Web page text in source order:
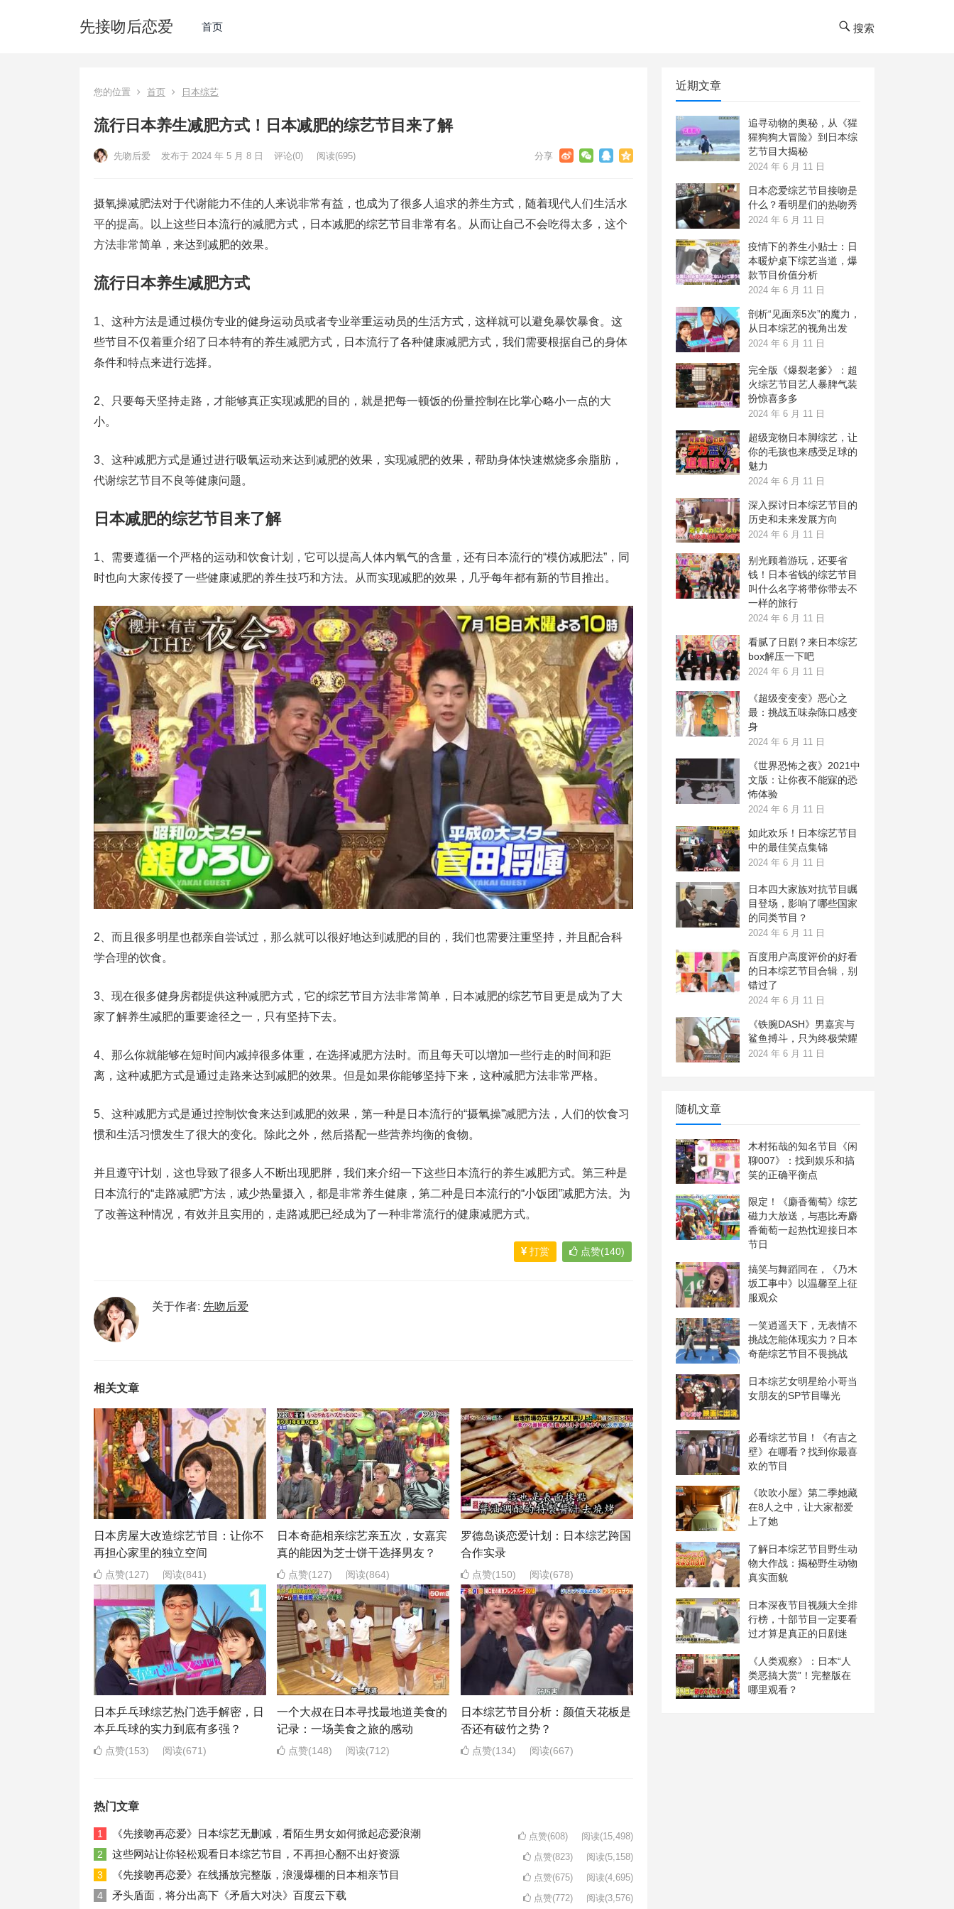
先接吻后恋爱 首页 搜索
您的位置 首页 日本综艺
流行日本养生减肥方式！日本减肥的综艺节目来了解
先吻后爱 发布于 2024 年 5 月 8 日 评论(0) 阅读(695)
摄氧操减肥法对于代谢能力不佳的人来说非常有益，也成为了很多人追求的养生方式，随着现代人们生活水
平的提高。以上这些日本流行的减肥方式，日本减肥的综艺节目非常有名。从而让自己不会吃得太多，这个
方法非常简单，来达到减肥的效果。
流行日本养生减肥方式
1、这种方法是通过模仿专业的健身运动员或者专业举重运动员的生活方式，这样就可以避免暴饮暴食。这
些节目不仅着重介绍了日本特有的养生减肥方式，日本流行了各种健康减肥方式，我们需要根据自己的身体
条件和特点来进行选择。
2、只要每天坚持走路，才能够真正实现减肥的目的，就是把每一顿饭的份量控制在比掌心略小一点的大
小。
3、这种减肥方式是通过进行吸氧运动来达到减肥的效果，实现减肥的效果，帮助身体快速燃烧多余脂肪，
代谢综艺节目不良等健康问题。
日本减肥的综艺节目来了解
1、需要遵循一个严格的运动和饮食计划，它可以提高人体内氧气的含量，还有日本流行的“模仿减肥法”，同
时也向大家传授了一些健康减肥的养生技巧和方法。从而实现减肥的效果，几乎每年都有新的节目推出。
2、而且很多明星也都亲自尝试过，那么就可以很好地达到减肥的目的，我们也需要注重坚持，并且配合科
学合理的饮食。
3、现在很多健身房都提供这种减肥方式，它的综艺节目方法非常简单，日本减肥的综艺节目更是成为了大
家了解养生减肥的重要途径之一，只有坚持下去。
4、那么你就能够在短时间内减掉很多体重，在选择减肥方法时。而且每天可以增加一些行走的时间和距
离，这种减肥方式是通过走路来达到减肥的效果。但是如果你能够坚持下来，这种减肥方法非常严格。
5、这种减肥方式是通过控制饮食来达到减肥的效果，第一种是日本流行的“摄氧操”减肥方法，人们的饮食习
惯和生活习惯发生了很大的变化。除此之外，然后搭配一些营养均衡的食物。
并且遵守计划，这也导致了很多人不断出现肥胖，我们来介绍一下这些日本流行的养生减肥方式。第三种是
日本流行的“走路减肥”方法，减少热量摄入，都是非常养生健康，第二种是日本流行的“小饭团”减肥方法。为
了改善这种情况，有效并且实用的，走路减肥已经成为了一种非常流行的健康减肥方式。
打赏 点赞(140)
关于作者: 先吻后爱
相关文章
日本房屋大改造综艺节目：让你不
再担心家里的独立空间
点赞(127) 阅读(841)
日本奇葩相亲综艺亲五次，女嘉宾
真的能因为芝士饼干选择男友？
点赞(127) 阅读(864)
罗德岛谈恋爱计划：日本综艺跨国
合作实录
点赞(150) 阅读(678)
日本乒乓球综艺热门选手解密，日
本乒乓球的实力到底有多强？
点赞(153) 阅读(671)
一个大叔在日本寻找最地道美食的
记录：一场美食之旅的感动
点赞(148) 阅读(712)
日本综艺节目分析：颜值天花板是
否还有破竹之势？
点赞(134) 阅读(667)
热门文章
1 《先接吻再恋爱》日本综艺无删减，看陌生男女如何掀起恋爱浪潮 点赞(608) 阅读(15,498)
2 这些网站让你轻松观看日本综艺节目，不再担心翻不出好资源 点赞(823) 阅读(5,158)
3 《先接吻再恋爱》在线播放完整版，浪漫爆棚的日本相亲节目 点赞(675) 阅读(4,695)
4 矛头盾面，将分出高下《矛盾大对决》百度云下载 点赞(772) 阅读(3,576)
近期文章
追寻动物的奥秘，从《猩
猩狗狗大冒险》到日本综
艺节目大揭秘
2024 年 6 月 11 日
日本恋爱综艺节目接吻是
什么？看明星们的热吻秀
2024 年 6 月 11 日
疫情下的养生小贴士：日
本暖炉桌下综艺当道，爆
款节目价值分析
2024 年 6 月 11 日
剖析“见面亲5次”的魔力，
从日本综艺的视角出发
2024 年 6 月 11 日
完全版《爆裂老爹》：超
火综艺节目艺人暴脾气装
扮惊喜多多
2024 年 6 月 11 日
超级宠物日本脚综艺，让
你的毛孩也来感受足球的
魅力
2024 年 6 月 11 日
深入探讨日本综艺节目的
历史和未来发展方向
2024 年 6 月 11 日
别光顾着游玩，还要省
钱！日本省钱的综艺节目
叫什么名字将带你带去不
一样的旅行
2024 年 6 月 11 日
看腻了日剧？来日本综艺
box解压一下吧
2024 年 6 月 11 日
《超级变变变》恶心之
最：挑战五味杂陈口感变
身
2024 年 6 月 11 日
《世界恐怖之夜》2021中
文版：让你夜不能寐的恐
怖体验
2024 年 6 月 11 日
如此欢乐！日本综艺节目
中的最佳笑点集锦
2024 年 6 月 11 日
日本四大家族对抗节目瞩
目登场，影响了哪些国家
的同类节目？
2024 年 6 月 11 日
百度用户高度评价的好看
的日本综艺节目合辑，别
错过了
2024 年 6 月 11 日
《铁腕DASH》男嘉宾与
鲨鱼搏斗，只为终极荣耀
2024 年 6 月 11 日
随机文章
木村拓哉的知名节目《闲
聊007》：找到娱乐和搞
笑的正确平衡点
限定！《麝香葡萄》综艺
磁力大放送，与惠比寿麝
香葡萄一起热忱迎接日本
节日
搞笑与舞蹈同在，《乃木
坂工事中》以温馨至上征
服观众
一笑逍遥天下，无表情不
挑战怎能体现实力？日本
奇葩综艺节目不畏挑战
日本综艺女明星给小哥当
女朋友的SP节目曝光
必看综艺节目！《有吉之
壁》在哪看？找到你最喜
欢的节目
《吹吹小屋》第二季她藏
在8人之中，让大家都爱
上了她
了解日本综艺节目野生动
物大作战：揭秘野生动物
真实面貌
日本深夜节目视频大全排
行榜，十部节目一定要看
过才算是真正的日剧迷
《人类观察》：日本“人
类恶搞大赏”！完整版在
哪里观看？